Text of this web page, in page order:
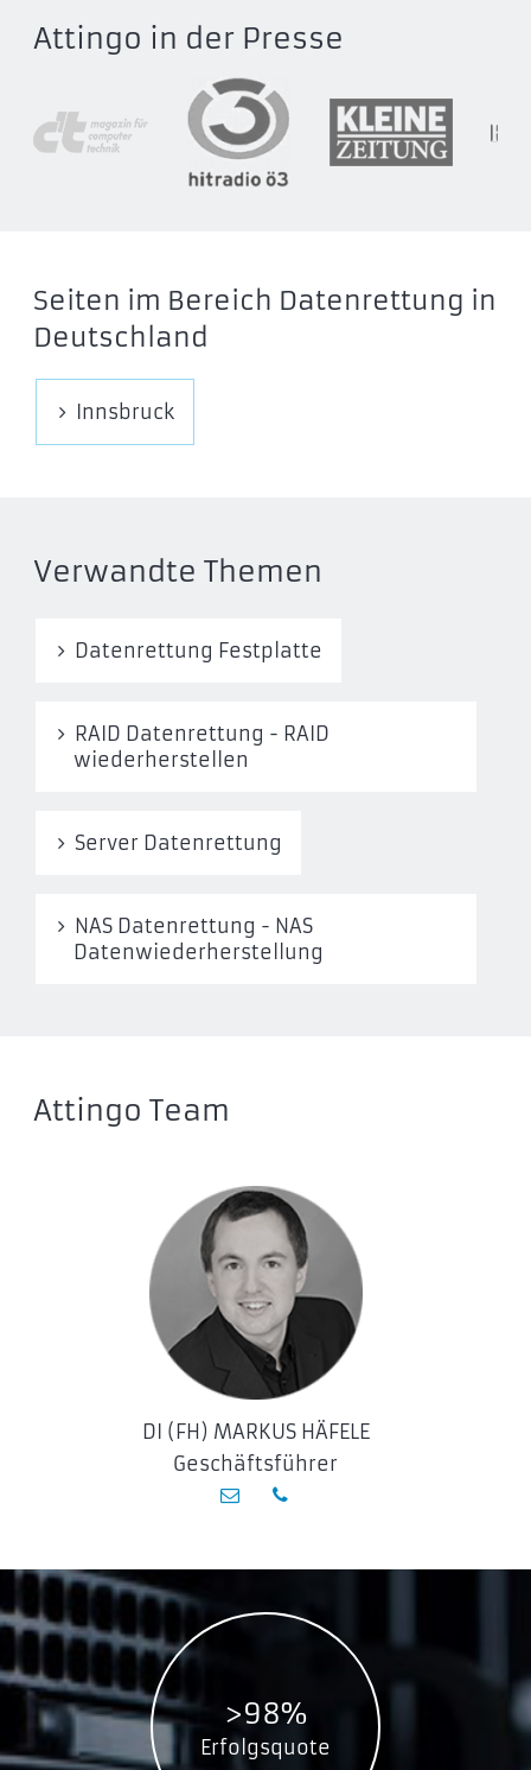
Attingo in der Presse
Seiten im Bereich Datenrettung in
Deutschland
Innsbruck
Verwandte Themen
Datenrettung Festplatte
RAID Datenrettung - RAID
wiederherstellen
Server Datenrettung
NAS Datenrettung - NAS
Datenwiederherstellung
Attingo Team
DI (FH) MARKUS HÄFELE
Geschäftsführer
>98%
Erfolgsquote